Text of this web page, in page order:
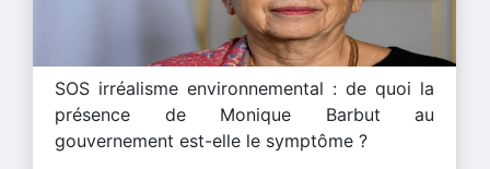
SOS irréalisme environnemental : de quoi la
présence de Monique Barbut au
gouvernement est-elle le symptôme ?